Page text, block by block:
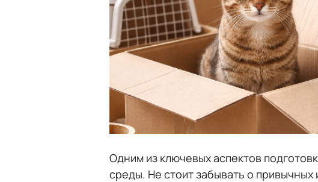
Одним из ключевых аспектов
среды. Не стоит забывать о